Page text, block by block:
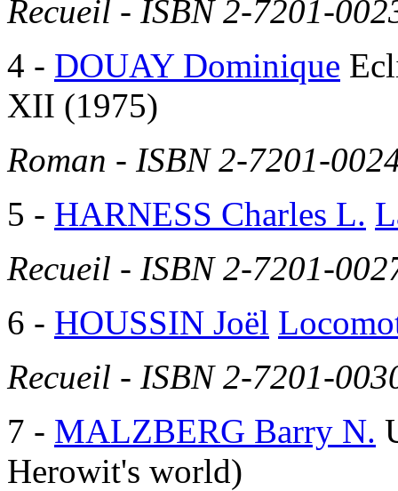
Recueil - ISBN 2-7201-
4 - DOUAY Dominique
XII (1975)
Roman - ISBN 2-7201-
5 - HARNESS Charles L.
Recueil - ISBN 2-7201-
6 - HOUSSIN Joël
Recueil - ISBN 2-7201-
7 - MALZBERG Barry N.
Herowit's world)